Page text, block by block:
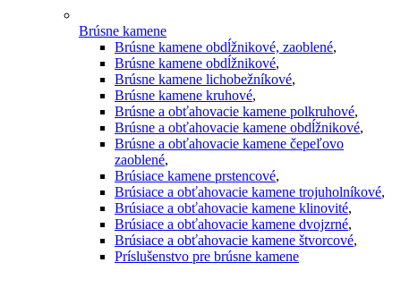
Brúsne kamene
Brúsne kamene obdĺžnikové, zaoblené,
Brúsne kamene obdĺžnikové,
Brúsne kamene lichobežníkové,
Brúsne kamene kruhové,
Brúsne a obťahovacie kamene polkruhové,
Brúsne a obťahovacie kamene obdĺžnikové,
Brúsne a obťahovacie kamene čepeľovo
zaoblené,
Brúsiace kamene prstencové,
Brúsiace a obťahovacie kamene trojuholníkové,
Brúsiace a obťahovacie kamene klinovité,
Brúsiace a obťahovacie kamene dvojzrné,
Brúsiace a obťahovacie kamene štvorcové,
Príslušenstvo pre brúsne kamene